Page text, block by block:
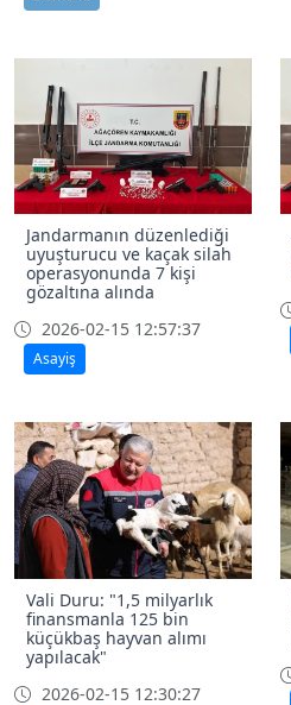
Jandarmanın düzenlediği
uyuşturucu ve kaçak silah
operasyonunda 7 kişi
gözaltına alında
2026-02-15 12:57:37
Asayiş
Vali Duru: "1,5 milyarlık
finansmanla 125 bin
küçükbaş hayvan alımı
yapılacak"
2026-02-15 12:30:27